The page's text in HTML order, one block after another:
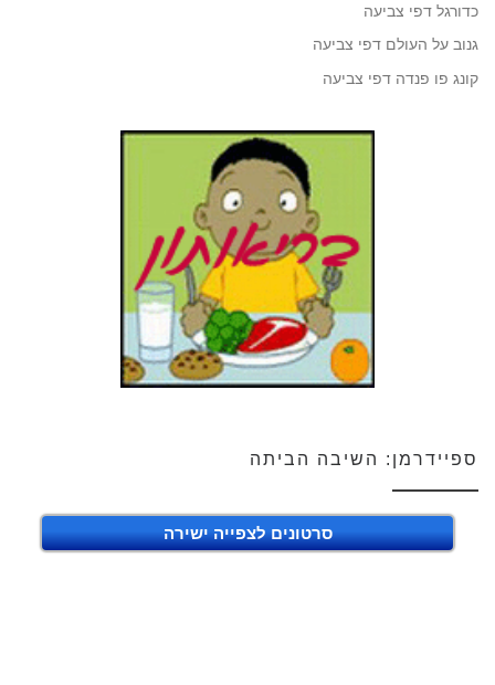
כדורגל דפי צביעה
גנוב על העולם דפי צביעה
קונג פו פנדה דפי צביעה
ספיידרמן: השיבה הביתה
סרטונים לצפייה ישירה